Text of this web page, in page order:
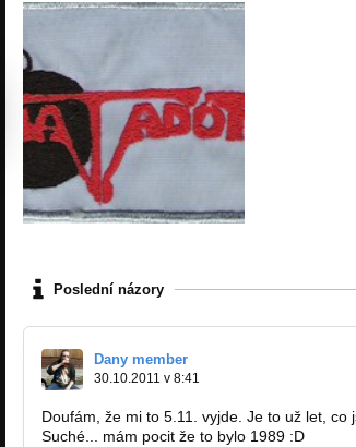
Poslední názory
Dany member
30.10.2011 v 8:41
Doufám, že mi to 5.11. vyjde. Je to už let,
Suché... mám pocit že to bylo 1989 :D